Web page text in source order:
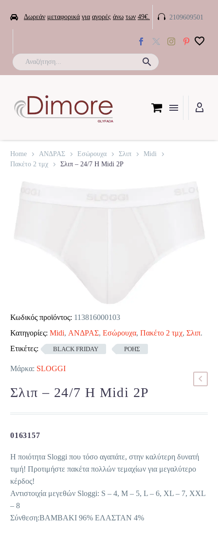
 Δωρεάν μεταφορικά για αγορές άνω των 49€. 
 2109609501
Home ΑΝΔΡΑΣ Εσώρουχα Σλιπ
Midi
Πακέτο 2 τμχ
Σλιπ – 24/7 H Midi 2P
Κωδικός προϊόντος: 113816000103
Κατηγορίες: Midi, ΑΝΔΡΑΣ, Εσώρουχα, Πακέτο 2 τμχ, Σλιπ.
Ετικέτες:
BLACK FRIDAY ΡΟΗΣ
Μάρκα: SLOGGI
Σλιπ – 24/7 H Midi 2P
0163157
Η ποιότητα Sloggi που τόσο αγαπάτε, στην καλύτερη δυνατή
τιμή! Προτιμήστε πακέτα πολλών τεμαχίων για μεγαλύτερο
κέρδος!
Αντιστοιχία μεγεθών Sloggi: S – 4, M – 5, L – 6, XL – 7, XXL
– 8
Σύνθεση:ΒΑΜΒΑΚΙ 96% ΕΛΑΣΤΑΝ 4%